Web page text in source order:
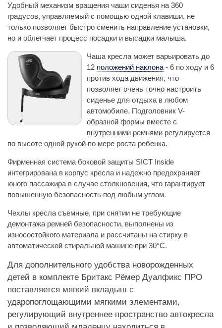
Удобный механизм вращения чаши сиденья на 360
градусов, управляемый с помощью одной клавиши, не
только позволяет быстро сменить направление установки,
но и облегчает процесс посадки и высадки малыша.
Чаша кресла может варьировать до
12 положений наклона - 6 по ходу и 6
против хода движения, что
позволяет очень точно настроить
сиденье для отдыха в любом
автомобиле. Подголовник V-
образной формы вместе с
внутренними ремнями регулируется
по высоте одной рукой по мере роста ребенка.
Фирменная система боковой защиты SICT Inside
интегрирована в корпус кресла и надежно предохраняет
юного пассажира в случае столкновения, что гарантирует
повышенную безопасность под любым углом.
Чехлы кресла съемные, при снятии не требующие
демонтажа ремней безопасности, выполнены из
износостойкого материала и рассчитаны на стирку в
автоматической стиральной машине при 30°С.
Для дополнительного удобства новорожденных
детей в комплекте Бритакс Рёмер Дуалфикс ПРО
поставляется мягкий вкладыш с
ударопоглощающими мягкими элементами,
регулирующий внутреннее пространство автокресла